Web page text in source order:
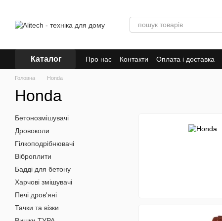
Каталог Про нас Контакти Оплата і доставка
Головна Honda
Honda
Бетонозмішувачі
Дровоколи
Гілкоподрібнювачі
Віброплити
Бадді для бетону
Харчові змішувачі
Печі дров'яні
Тачки та візки